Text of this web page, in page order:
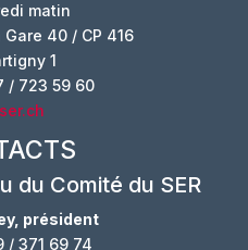
matin
Gare 40 / CP 416
1
/ 723 59 60
du Comité du SER
président
/ 371 69 74